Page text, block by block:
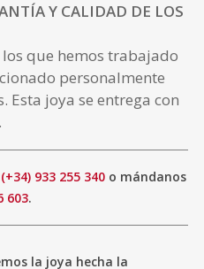
Y CALIDAD DE LOS
que hemos trabajado
personalmente
Esta joya se entrega con
933 255 340 o mándanos
603.
la joya hecha la